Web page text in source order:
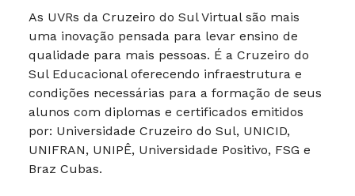
As UVRs da Cruzeiro do Sul Virtual são mais
uma inovação pensada para levar ensino de
qualidade para mais pessoas. É a Cruzeiro do
Sul Educacional oferecendo infraestrutura e
condições necessárias para a formação de seus
alunos com diplomas e certificados emitidos
por: Universidade Cruzeiro do Sul, UNICID,
UNIFRAN, UNIPÊ, Universidade Positivo, FSG e
Braz Cubas.